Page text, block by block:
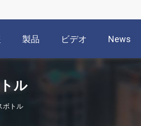
製品 ビデオ News
ル
ボトル